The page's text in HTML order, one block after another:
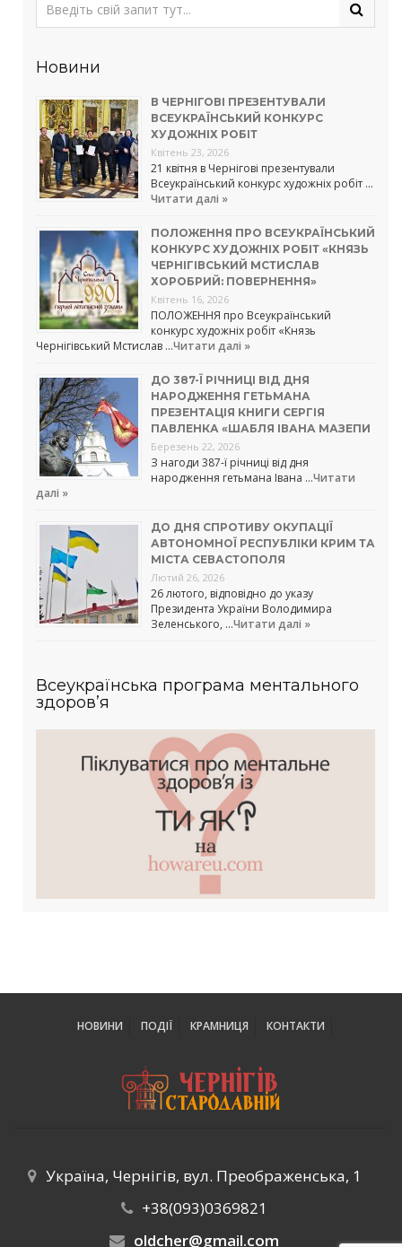
Новини
В ЧЕРНІГОВІ ПРЕЗЕНТУВАЛИ
ВСЕУКРАЇНСЬКИЙ КОНКУРС
ХУДОЖНІХ РОБІТ
Квітень 23, 2026
21 квітня в Чернігові презентували
Всеукраїнський конкурс художніх робіт …
Читати далі »
ПОЛОЖЕННЯ ПРО ВСЕУКРАЇНСЬКИЙ
КОНКУРС ХУДОЖНІХ РОБІТ «КНЯЗЬ
ЧЕРНІГІВСЬКИЙ МСТИСЛАВ
ХОРОБРИЙ: ПОВЕРНЕННЯ»
Квітень 16, 2026
ПОЛОЖЕННЯ про Всеукраїнський
конкурс художніх робіт «Князь
Чернігівський Мстислав …Читати далі »
ДО 387-Ї РІЧНИЦІ ВІД ДНЯ
НАРОДЖЕННЯ ГЕТЬМАНА
ПРЕЗЕНТАЦІЯ КНИГИ СЕРГІЯ
ПАВЛЕНКА «ШАБЛЯ ІВАНА МАЗЕПИ
Березень 22, 2026
З нагоди 387-ї річниці від дня
народження гетьмана Івана …Читати
далі »
ДО ДНЯ СПРОТИВУ ОКУПАЦІЇ
АВТОНОМНОЇ РЕСПУБЛІКИ КРИМ ТА
МІСТА СЕВАСТОПОЛЯ
Лютий 26, 2026
26 лютого, відповідно до указу
Президента України Володимира
Зеленського, …Читати далі »
Всеукраїнська програма ментального
здоров’я
НОВИНИ ПОДІЇ КРАМНИЦЯ КОНТАКТИ
Україна, Чернігів, вул. Преображенська, 1
+38(093)0369821
oldcher@gmail.com